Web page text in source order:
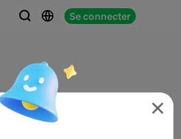
  Se connecter
